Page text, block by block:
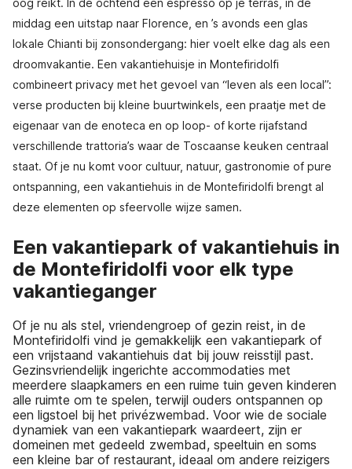
oog reikt. In de ochtend een espresso op je terras, in de
middag een uitstap naar Florence, en ’s avonds een glas
lokale Chianti bij zonsondergang: hier voelt elke dag als een
droomvakantie. Een vakantiehuisje in Montefiridolfi
combineert privacy met het gevoel van “leven als een local”:
verse producten bij kleine buurtwinkels, een praatje met de
eigenaar van de enoteca en op loop- of korte rijafstand
verschillende trattoria’s waar de Toscaanse keuken centraal
staat. Of je nu komt voor cultuur, natuur, gastronomie of pure
ontspanning, een vakantiehuis in de Montefiridolfi brengt al
deze elementen op sfeervolle wijze samen.
Een vakantiepark of vakantiehuis in
de Montefiridolfi voor elk type
vakantieganger
Of je nu als stel, vriendengroep of gezin reist, in de
Montefiridolfi vind je gemakkelijk een vakantiepark of
een vrijstaand vakantiehuis dat bij jouw reisstijl past.
Gezinsvriendelijk ingerichte accommodaties met
meerdere slaapkamers en een ruime tuin geven kinderen
alle ruimte om te spelen, terwijl ouders ontspannen op
een ligstoel bij het privézwembad. Voor wie de sociale
dynamiek van een vakantiepark waardeert, zijn er
domeinen met gedeeld zwembad, speeltuin en soms
een kleine bar of restaurant, ideaal om andere reizigers